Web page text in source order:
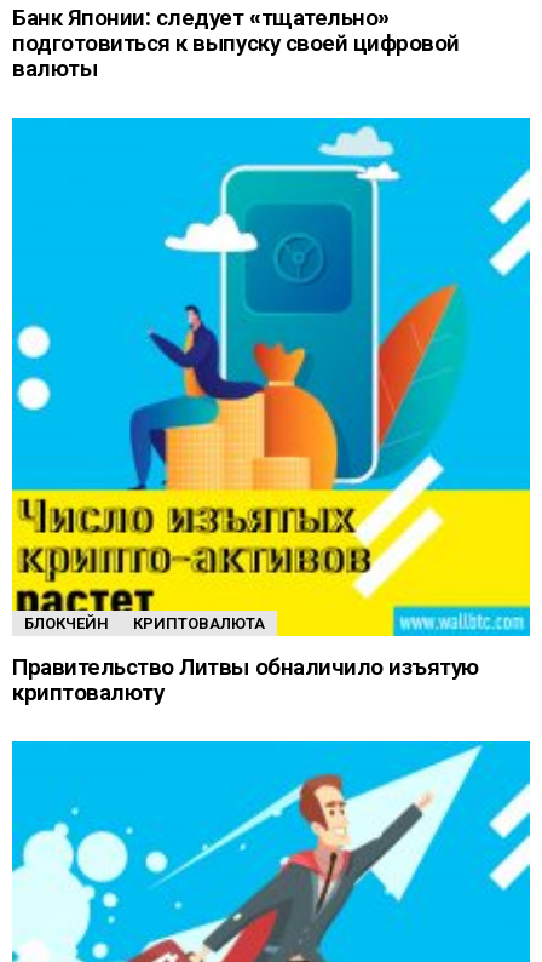
Банк Японии: следует «тщательно»
подготовиться к выпуску своей цифровой
валюты
БЛОКЧЕЙН КРИПТОВАЛЮТА
Правительство Литвы обналичило изъятую
криптовалюту